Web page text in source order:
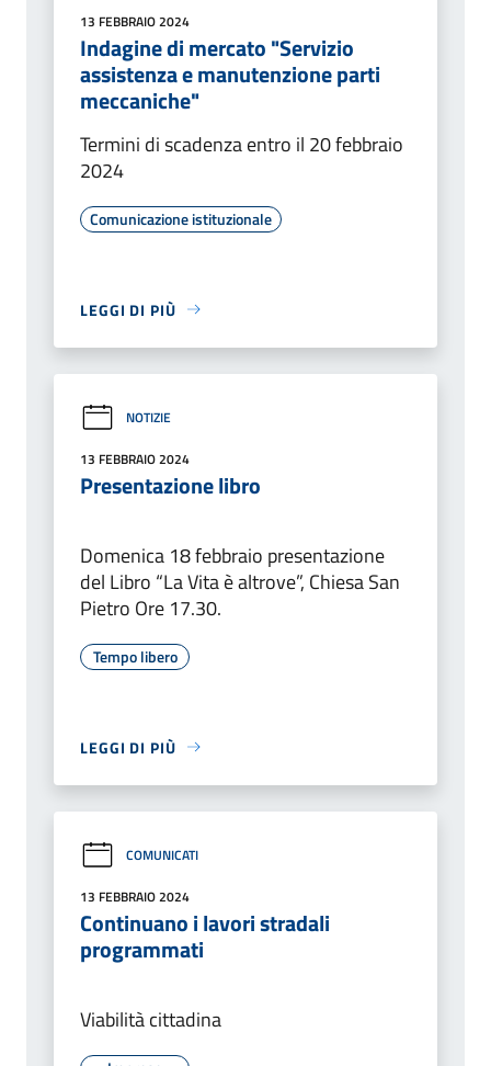
13 FEBBRAIO 2024
Indagine di mercato "Servizio
assistenza e manutenzione parti
meccaniche"
Termini di scadenza entro il 20 febbraio
2024
Comunicazione istituzionale
LEGGI DI PIÙ
NOTIZIE
13 FEBBRAIO 2024
Presentazione libro
Domenica 18 febbraio presentazione
del Libro “La Vita è altrove”, Chiesa San
Pietro Ore 17.30.
Tempo libero
LEGGI DI PIÙ
COMUNICATI
13 FEBBRAIO 2024
Continuano i lavori stradali
programmati
Viabilità cittadina